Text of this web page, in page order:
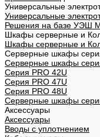
Универсальные
Универсальные
Решения на базе УЭШ
Шкафы серверные и
Шкафы серверные и
Серверные шкафы
Серверные шкафы
Серия PRO 42U
Серия PRO 47U
Серия PRO 48U
Серверные шкафы
Аксессуары
Аксессуары
Вводы с уплотнением